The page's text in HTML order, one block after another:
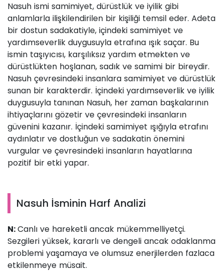
Nasuh ismi samimiyet, dürüstlük ve iyilik gibi
anlamlarla ilişkilendirilen bir kişiliği temsil eder. Adeta
bir dostun sadakatiyle, içindeki samimiyet ve
yardımseverlik duygusuyla etrafına ışık saçar. Bu
ismin taşıyıcısı, karşılıksız yardım etmekten ve
dürüstlükten hoşlanan, sadık ve samimi bir bireydir.
Nasuh çevresindeki insanlara samimiyet ve dürüstlük
sunan bir karakterdir. İçindeki yardımseverlik ve iyilik
duygusuyla tanınan Nasuh, her zaman başkalarının
ihtiyaçlarını gözetir ve çevresindeki insanların
güvenini kazanır. İçindeki samimiyet ışığıyla etrafını
aydınlatır ve dostluğun ve sadakatin önemini
vurgular ve çevresindeki insanların hayatlarına
pozitif bir etki yapar.
Nasuh İsminin Harf Analizi
N:Canlı ve hareketli ancak mükemmelliyetçi.
Sezgileri yüksek, kararlı ve dengeli ancak odaklanma
problemi yaşamaya ve olumsuz enerjilerden fazlaca
etkilenmeye müsait.